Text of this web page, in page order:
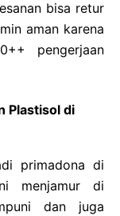
bisa retur
aman karena
pengerjaan
Plastisol di
primadona di
menjamur di
dan juga